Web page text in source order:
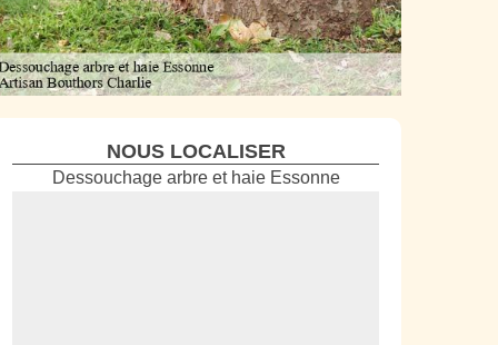
NOUS LOCALISER
Dessouchage arbre et haie Essonne